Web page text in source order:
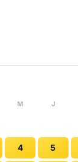
M J
4 5